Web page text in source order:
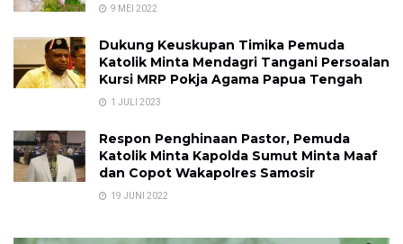
9 MEI 2022
Dukung Keuskupan Timika Pemuda
Katolik Minta Mendagri Tangani Persoalan
Kursi MRP Pokja Agama Papua Tengah
1 JULI 2023
Respon Penghinaan Pastor, Pemuda
Katolik Minta Kapolda Sumut Minta Maaf
dan Copot Wakapolres Samosir
19 JUNI 2022